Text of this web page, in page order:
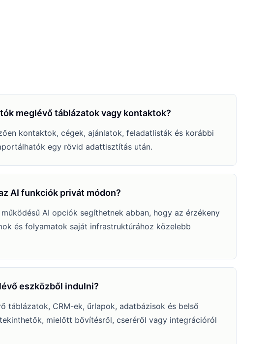
meglévő táblázatok vagy kontaktok?
kontaktok, cégek, ajánlatok, feladatlisták és korábbi
egy rövid adattisztítás után.
AI funkciók privát módon?
működésű AI opciók segíthetnek abban, hogy az érzékeny
és folyamatok saját infrastruktúrához közelebb
eszközből indulni?
táblázatok, CRM-ek, űrlapok, adatbázisok és belső
mielőtt bővítésről, cseréről vagy integrációról